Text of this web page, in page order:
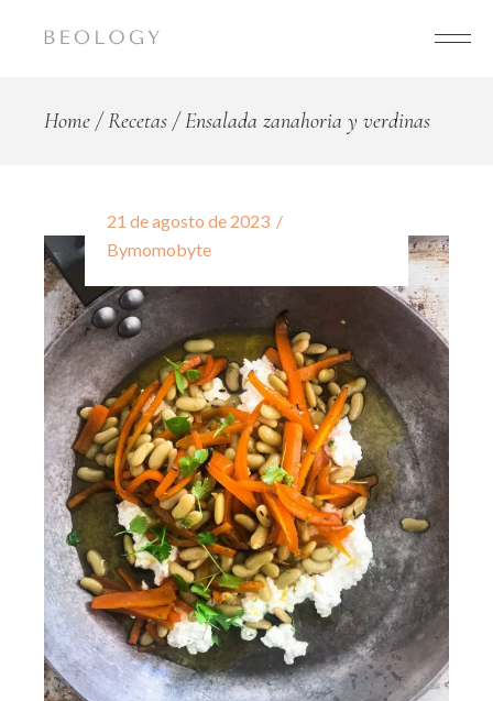
Home Recetas Ensalada zanahoria y verdinas
21 de agosto de 2023
Bymomobyte